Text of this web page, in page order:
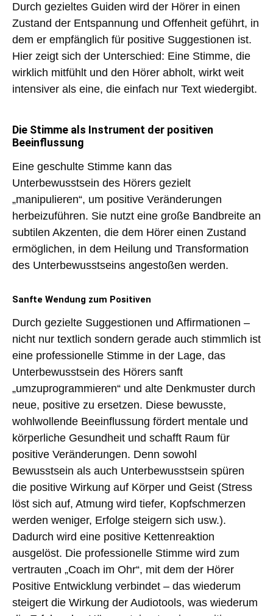
Durch gezieltes Guiden wird der Hörer in einen
Zustand der Entspannung und Offenheit geführt, in
dem er empfänglich für positive Suggestionen ist.
Hier zeigt sich der Unterschied: Eine Stimme, die
wirklich mitfühlt und den Hörer abholt, wirkt weit
intensiver als eine, die einfach nur Text wiedergibt.
Die Stimme als Instrument der positiven
Beeinflussung
Eine geschulte Stimme kann das
Unterbewusstsein des Hörers gezielt
„manipulieren“, um positive Veränderungen
herbeizuführen. Sie nutzt eine große Bandbreite an
subtilen Akzenten, die dem Hörer einen Zustand
ermöglichen, in dem Heilung und Transformation
des Unterbewusstseins angestoßen werden.
Sanfte Wendung zum Positiven
Durch gezielte Suggestionen und Affirmationen –
nicht nur textlich sondern gerade auch stimmlich ist
eine professionelle Stimme in der Lage, das
Unterbewusstsein des Hörers sanft
„umzuprogrammieren“ und alte Denkmuster durch
neue, positive zu ersetzen. Diese bewusste,
wohlwollende Beeinflussung fördert mentale und
körperliche Gesundheit und schafft Raum für
positive Veränderungen. Denn sowohl
Bewusstsein als auch Unterbewusstsein spüren
die positive Wirkung auf Körper und Geist (Stress
löst sich auf, Atmung wird tiefer, Kopfschmerzen
werden weniger, Erfolge steigern sich usw.).
Dadurch wird eine positive Kettenreaktion
ausgelöst. Die professionelle Stimme wird zum
vertrauten „Coach im Ohr“, mit dem der Hörer
Positive Entwicklung verbindet – das wiederum
steigert die Wirkung der Audiotools, was wiederum